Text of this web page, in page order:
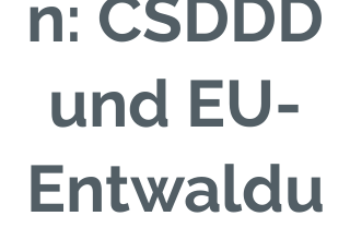
n: CSDDD
und EU-
Entwaldu